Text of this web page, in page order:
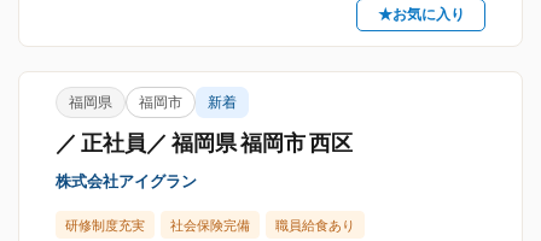
★お気に入り
福岡県 福岡市 新着
／ 正社員／ 福岡県 福岡市 西区
株式会社アイグラン
研修制度充実 社会保険完備 職員給食あり